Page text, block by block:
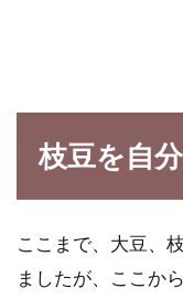
枝豆を自
ここまで、大豆、
ましたが、ここか